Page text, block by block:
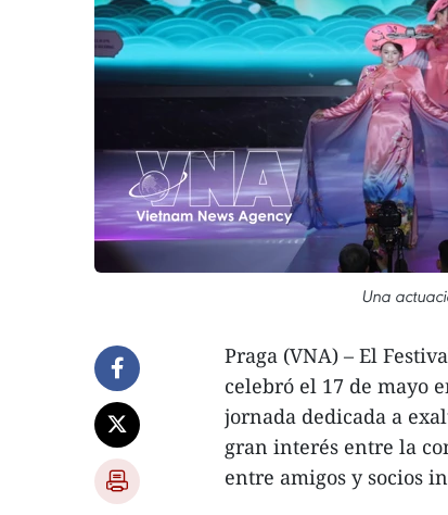
Una
Praga (VNA) – El
celebró el 17 de mayo
jornada dedicada a
gran interés entre la
entre amigos y socios